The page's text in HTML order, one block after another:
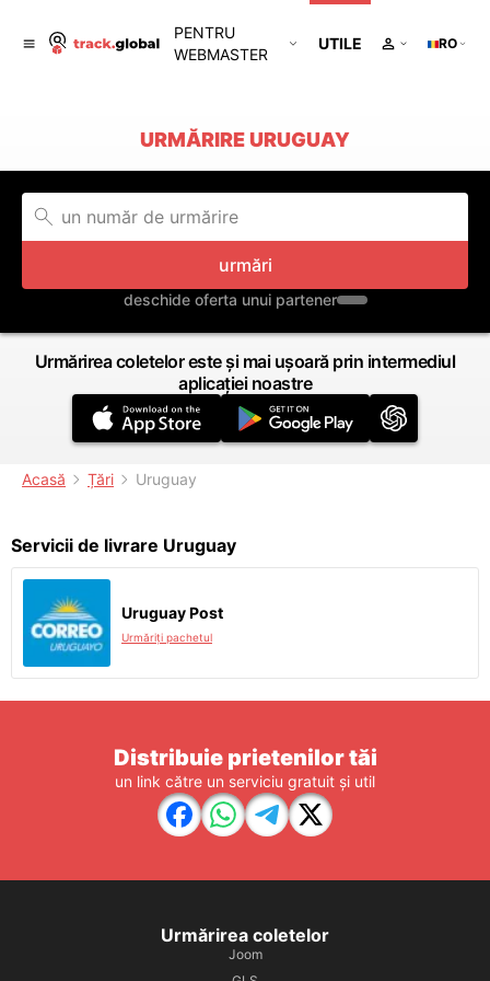
PENTRU
WEBMASTER
UTILE RO
URMĂRIRE URUGUAY
urmări
deschide oferta unui partener
Urmărirea coletelor este și mai ușoară prin intermediul
aplicației noastre
Acasă Țări Uruguay
Servicii de livrare Uruguay
Uruguay Post
Urmăriți pachetul
Distribuie prietenilor tăi
un link către un serviciu gratuit și util
Urmărirea coletelor
Joom